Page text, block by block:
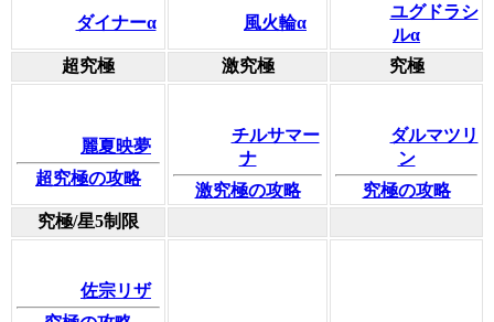
ダイナーα 風火輪α
ユグドラシ
ルα
超究極
激究極 究極
麗夏映夢
超究極の攻略
チルサマー
ナ
激究極の攻略
ダルマツリ
ン
究極の攻略
究極/星5制限
佐宗リザ